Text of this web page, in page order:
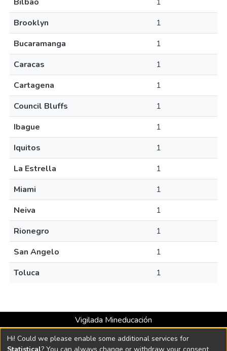
Brooklyn
1
Bucaramanga
1
Caracas
1
Cartagena
1
Council Bluffs
1
Ibague
1
Iquitos
1
La Estrella
1
Miami
1
Neiva
1
Rionegro
1
San Angelo
1
Toluca
1
Vigilada Mineducación
Universidad con Acreditación Institucional hasta 2026 -
Resolución MEN 2158 de 2018
Hi! Could we please enable some additional services for